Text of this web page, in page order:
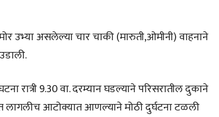
उभ्या असलेल्या चार चाकी (मारुती,ओमीनी) वाहनाने
रात्री 9.30 वा. दरम्यान घडल्याने परिसरातील दुकाने
आटोक्यात आणल्याने मोठी दुर्घटना टळली